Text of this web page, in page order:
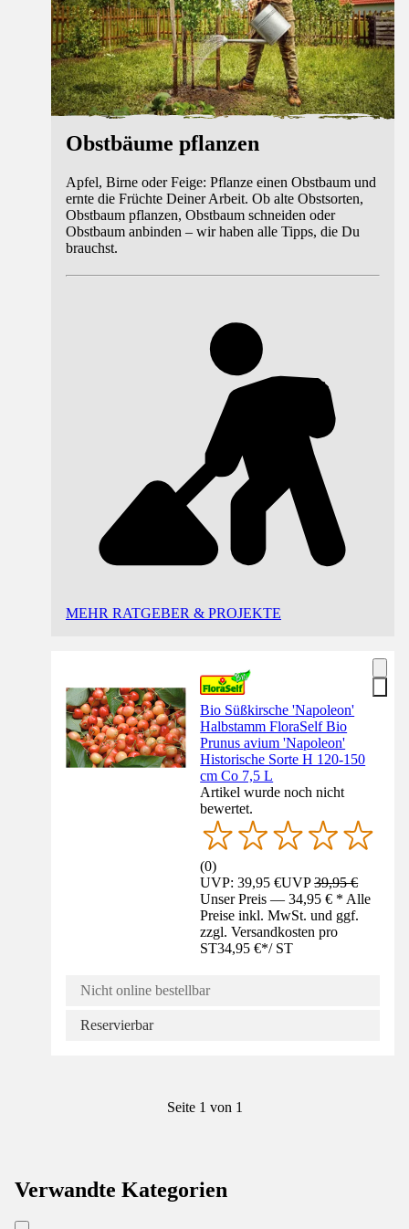
Obstbäume pflanzen
Apfel, Birne oder Feige: Pflanze einen Obstbaum und
ernte die Früchte Deiner Arbeit. Ob alte Obstsorten,
Obstbaum pflanzen, Obstbaum schneiden oder
Obstbaum anbinden – wir haben alle Tipps, die Du
brauchst.
MEHR RATGEBER & PROJEKTE
Bio Süßkirsche 'Napoleon'
Halbstamm FloraSelf Bio
Prunus avium 'Napoleon'
Historische Sorte H 120-150
cm Co 7,5 L
Artikel wurde noch nicht
bewertet.
(0)
UVP: 39,95 €UVP39,95 €
Unser Preis — 34,95 € * Alle
Preise inkl. MwSt. und ggf.
zzgl. Versandkosten pro
ST34,95 €*/ ST
Nicht online bestellbar
Reservierbar
Seite 1 von 1
Verwandte Kategorien